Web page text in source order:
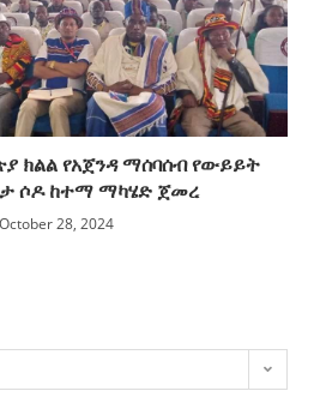
ክልል የአጀንዳ ማሰባሰብ የውይይት
ሶዶ ከተማ ማካሄድ ጀመረ
October 28, 2024